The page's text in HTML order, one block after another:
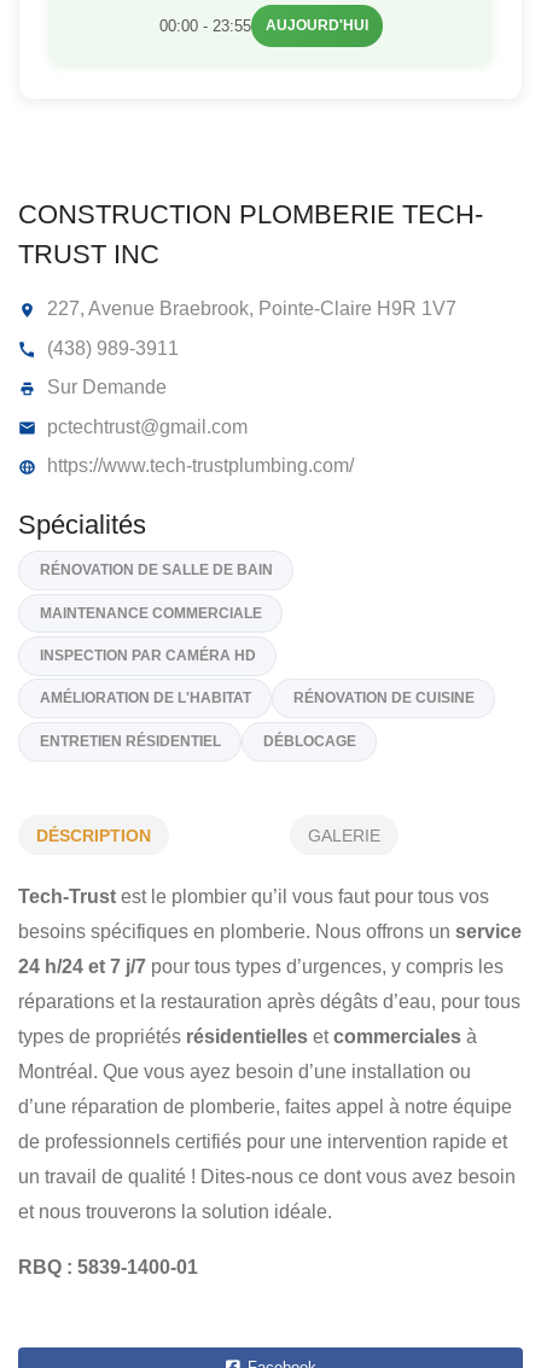
CONSTRUCTION PLOMBERIE TECH-
TRUST INC
(438) 989-3911
pctechtrust@gmail.com
https://www.tech-trustplumbing.com/
Spécialités
MAINTENANCE COMMERCIALE
AMÉLIORATION DE L'HABITAT RÉNOVATION DE CUISINE
ENTRETIEN RÉSIDENTIEL DÉBLOCAGE
DÉSCRIPTION GALERIE
Tech-Trust est le plombier qu’il vous faut pour tous vos
besoins spécifiques en plomberie. Nous offrons un service
24 h/24 et 7 j/7 pour tous types d’urgences, y compris les
réparations et la restauration après dégâts d’eau, pour tous
types de propriétés résidentielles etcommerciales à
Montréal. Que vous ayez besoin d’une installation ou
d’une réparation de plomberie, faites appel à notre équipe
de professionnels certifiés pour une intervention rapide et
un travail de qualité ! Dites-nous ce dont vous avez besoin
et nous trouverons la solution idéale.
RBQ : 5839-1400-01
00:00 - 23:55 AUJOURD'HUI